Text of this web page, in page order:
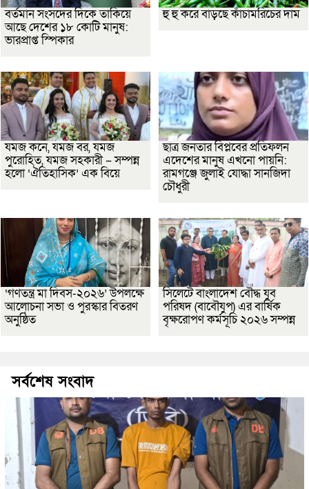
বর্তমান সংসদের দিকে তাকিয়ে
আছে দেশের ১৮ কোটি মানুষ:
ভারপ্রাপ্ত স্পিকার
হু হু করে বাড়ছে কাঁচামরিচের দাম
যমজ কনে, যমজ বর, যমজ
পুরোহিত, যমজ সহকারী – সম্পন্ন
হলো ‘ঐতিহাসিক’ এক বিয়ে
ছাত্র জনতার বিপ্লবের প্রতিফলন
এদেশের মানুষ এখনো পায়নি:
রামগঞ্জে জুলাই যোদ্ধা সানজিদা
চৌধুরী
‘গণতন্ত্র মা দিবস-২০২৬’ উপলক্ষে
আলোচনা সভা ও পুরস্কার বিতরণ
অনুষ্ঠিত
সিলেটে বাংলাদেশ বৌদ্ধ যুব
পরিষদ (বাবৌযুপ) এর বার্ষিক
বৃক্ষরোপণ কর্মসূচি ২০২৬ সম্পন্ন
সর্বশেষ সংবাদ